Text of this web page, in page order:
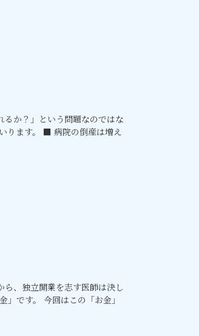
か？」という問題なのではな
ります。 ■ 病院の倒産は増え
ら、独立開業を志す医師は決し
です。 今回はこの「お金」